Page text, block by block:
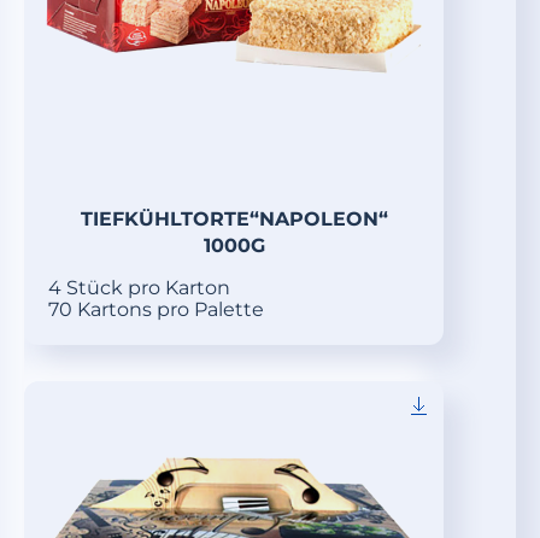
TIEFKÜHLTORTE“NAPOLEON“
1000G
4 Stück pro Karton
70 Kartons pro Palette